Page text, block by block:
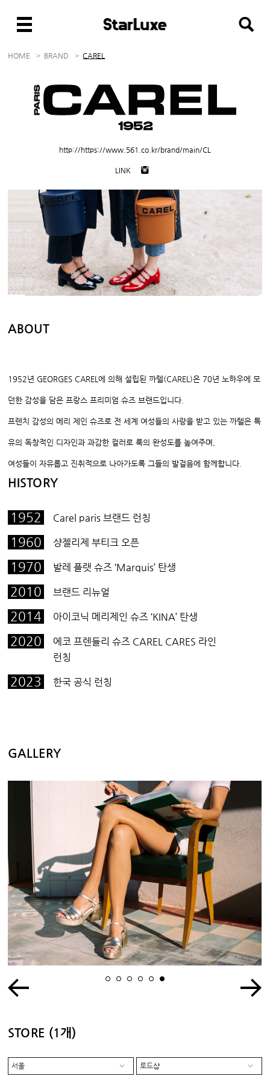
HOME BRAND CAREL
http://https://www.561.co.kr/brand/main/CL
LINK
ABOUT
1952년 GEORGES CAREL에 의해 설립된 까렐(CAREL)은 70년 노하우에 모
던한 감성을 담은 프랑스 프리미엄 슈즈 브랜드입니다
프렌치 감성의 메리 제인 슈즈로 전 세계 여성들의 사랑을 받고 있는 까렐은 특
유의 독창적인 디자인과 과감한 컬러로 룩의 완성도를 높여주며
여성들이 자유롭고 진취적으로 나아가도록 그들의 발걸음에 함께합니다
HISTORY
1952 Carel paris 브랜드 런칭
1960 샹젤리제 부티크 오픈
1970 발레 플랫 슈즈 ‘Marquis’ 탄생
2010 브랜드 리뉴얼
2014 아이코닉 메리제인 슈즈 ‘KINA’ 탄생
2020
에코 프렌들리 슈즈 CAREL CARES 라인
런칭
2023 한국 공식 런칭
GALLERY
1 2 3 4 5 6
STORE (1개)
로드샵
서울